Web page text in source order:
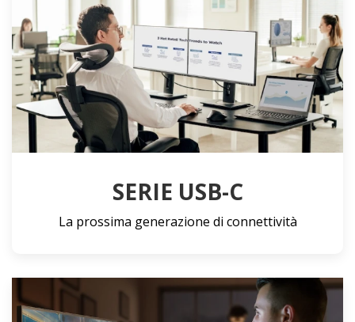
SERIE USB-C
La prossima generazione di connettività